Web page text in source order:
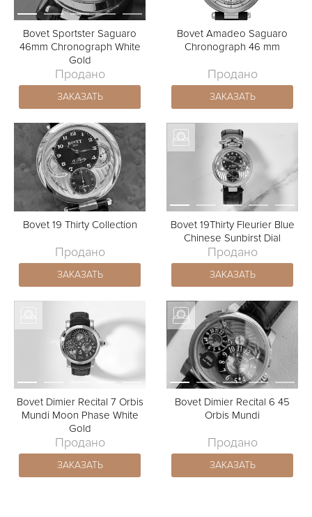
Bovet Sportster Saguaro
46mm Chronograph White
Gold
Продано
ЗАКАЗАТЬ
Bovet Amadeo Saguaro
Chronograph 46 mm
Продано
ЗАКАЗАТЬ
Bovet 19 Thirty Collection
Продано
ЗАКАЗАТЬ
Bovet 19Thirty Fleurier Blue
Chinese Sunbirst Dial
Продано
ЗАКАЗАТЬ
Bovet Dimier Recital 7 Orbis
Mundi Moon Phase White
Gold
Продано
ЗАКАЗАТЬ
Bovet Dimier Recital 6 45
Orbis Mundi
Продано
ЗАКАЗАТЬ